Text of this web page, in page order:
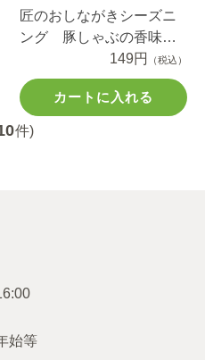
匠のおしながきシーズニ
ング 豚しゃぶの香味わ
さびだれ １２.４ｇ
149円 （税込）
カートに入れる
件)
始等